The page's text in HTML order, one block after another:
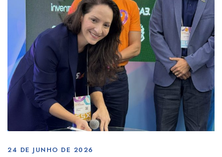
24 DE JUNHO DE 2026